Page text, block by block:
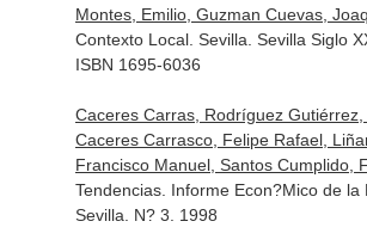
Montes, Emilio, Guzman Cuevas,
Contexto Local. Sevilla. Sevilla Siglo
ISBN 1695-6036
Caceres Carras, Rodríguez Gutiérrez,
Caceres Carrasco, Felipe Rafael,
Francisco Manuel, Santos Cumplido,
Tendencias. Informe Econ?Mico de la
Sevilla. N? 3. 1998